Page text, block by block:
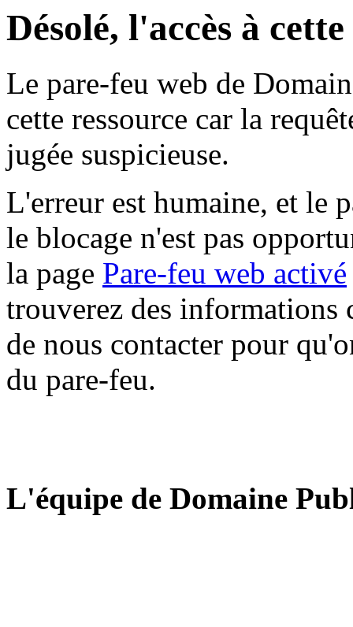
Désolé, l'accès à
Le pare-feu web de
cette ressource car la
jugée suspicieuse.
L'erreur est humaine, et le
le blocage n'est pas
la page Pare-feu web activé
trouverez des informations
de nous contacter pour
du pare-feu.
L'équipe de Domaine